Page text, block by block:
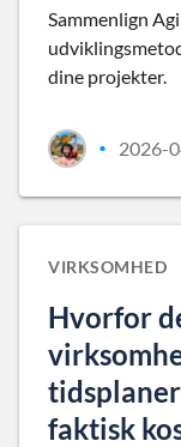
Sammenlign
dine projekter.
• 2026-
VIRKSOMHED
Hvorfor
faktisk